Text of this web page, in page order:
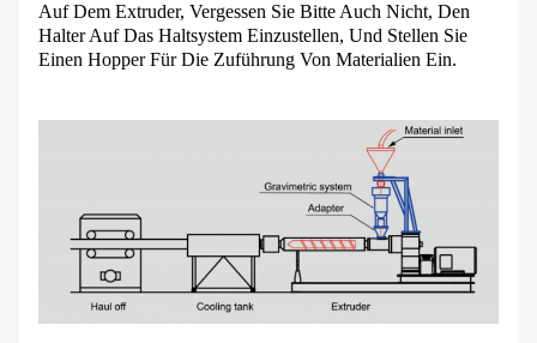
Auf Dem Extruder, Vergessen Sie Bitte Auch Nicht, Den
Halter Auf Das Haltsystem Einzustellen, Und Stellen Sie
Einen Hopper Für Die Zuführung Von Materialien Ein.